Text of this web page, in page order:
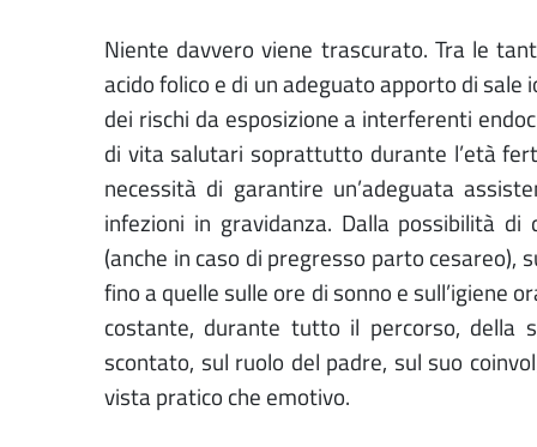
Niente davvero viene trascurato. Tra le
acido folico e di un adeguato apporto di
dei rischi da esposizione a interferenti
di vita salutari soprattutto durante l’età
necessità di garantire un’adeguata
infezioni in gravidanza. Dalla possibilità
(anche in caso di pregresso parto cesareo),
fino a quelle sulle ore di sonno e sull’igiene
costante, durante tutto il percorso, della
scontato, sul ruolo del padre, sul suo
vista pratico che emotivo.